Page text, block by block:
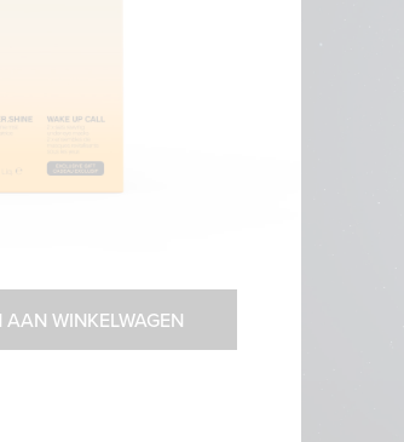
spray. Naast glans, herstelt het
UP CALL Reviving Under-Eye
stralen. Deze Koreaanse masks zijn
WINKELWAGEN